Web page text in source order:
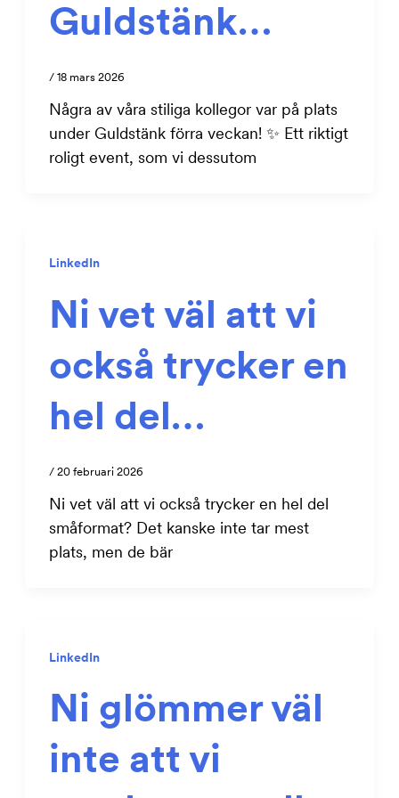
Guldstänk…
/ 18 mars 2026
Några av våra stiliga kollegor var på plats
under Guldstänk förra veckan! ✨ Ett riktigt
roligt event, som vi dessutom
LinkedIn
Ni vet väl att vi
också trycker en
hel del…
/ 20 februari 2026
Ni vet väl att vi också trycker en hel del
småformat? Det kanske inte tar mest
plats, men de bär
LinkedIn
Ni glömmer väl
inte att vi